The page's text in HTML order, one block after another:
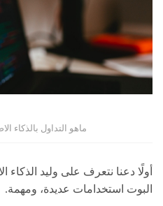
ماهو التداول بالذكاء
البوت استخدامات عديدة، ومهمة.